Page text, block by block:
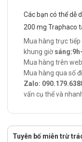
Công dụng -
Làm tan sỏi mật
Điều trị xơ gan ở
Bệnh lý gan mật
tuổi.
Trào ngược dạ
Cách dùng: Thuốc
Các bạn có thể dễ
200 mg Traphaco
Mua hàng trực
khung giờ
Mua hàng trên
Mua hàng qua số
Zalo:
vấn cụ thể và
Tuyên bố miễn trừ